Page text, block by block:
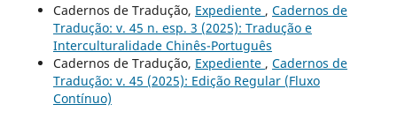
Cadernos de Tradução, Expediente , Cadernos de
Tradução: v. 45 n. esp. 3 (2025): Tradução e
Interculturalidade Chinês-Português
Cadernos de Tradução, Expediente , Cadernos de
Tradução: v. 45 (2025): Edição Regular (Fluxo
Contínuo)